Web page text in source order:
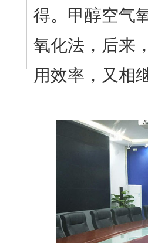
得。甲醇空气
氧化法，后来
用效率，又相